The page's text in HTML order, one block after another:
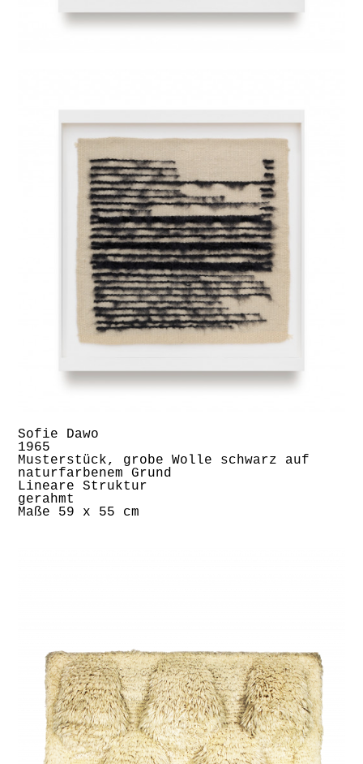
Sofie Dawo
1965
Musterstück, grobe Wolle schwarz auf
naturfarbenem Grund
Lineare Struktur
gerahmt
Maße 59 x 55 cm